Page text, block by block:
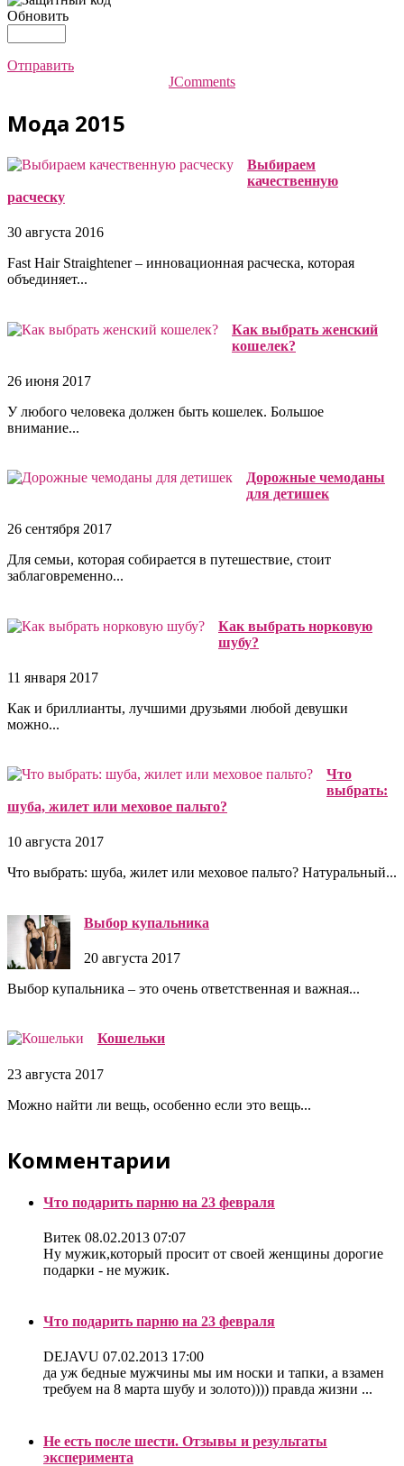
Обновить
Отправить
JComments
Мода 2015
Выбираем
качественную
расческу
30 августа 2016
Fast Hair Straightener – инновационная расческа, которая
объединяет...
Как выбрать женский
кошелек?
26 июня 2017
У любого человека должен быть кошелек. Большое
внимание...
Дорожные чемоданы
для детишек
26 сентября 2017
Для семьи, которая собирается в путешествие, стоит
заблаговременно...
Как выбрать норковую
шубу?
11 января 2017
Как и бриллианты, лучшими друзьями любой девушки
можно...
Что
выбрать:
шуба, жилет или меховое пальто?
10 августа 2017
Что выбрать: шуба, жилет или меховое пальто? Натуральный...
Выбор купальника
20 августа 2017
Выбор купальника – это очень ответственная и важная...
Кошельки
23 августа 2017
Можно найти ли вещь, особенно если это вещь...
Комментарии
Что подарить парню на 23 февраля
Витек 08.02.2013 07:07
Ну мужик,который просит от своей женщины дорогие
подарки - не мужик.
Что подарить парню на 23 февраля
DEJAVU 07.02.2013 17:00
да уж бедные мужчины мы им носки и тапки, а взамен
требуем на 8 марта шубу и золото)))) правда жизни ...
Не есть после шести. Отзывы и результаты
эксперимента